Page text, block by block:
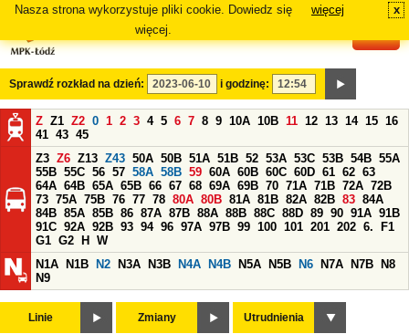
Nasza strona wykorzystuje pliki cookie. Dowiedz się
więcej.
więcej x
Sprawdź rozkład na dzień: i godzinę:
Z Z1 Z2 0 1 2 3 4 5 6 7 8 9 10A 10B 11 12 13 14 15 16
41 43 45
Z3 Z6 Z13 Z43 50A 50B 51A 51B 52 53A 53C 53B 54B 55A
55B 55C 56 57 58A 58B 59 60A 60B 60C 60D 61 62 63
64A 64B 65A 65B 66 67 68 69A 69B 70 71A 71B 72A 72B
73 75A 75B 76 77 78 80A 80B 81A 81B 82A 82B 83 84A
84B 85A 85B 86 87A 87B 88A 88B 88C 88D 89 90 91A 91B
91C 92A 92B 93 94 96 97A 97B 99 100 101 201 202 6.
F1
G1 G2 H
W
N1A
N1B N2 N3A N3B N4A N4B N5A N5B N6 N7A N7B
N8
N9
Linie Zmiany Utrudnienia